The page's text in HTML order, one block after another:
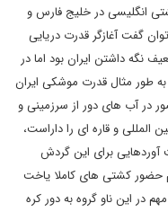
انگلیسی در خلیج فارس و
گفت آغازگر قدرت دریایی
نگه داشتن ایران بود اما در
طور مثال قدرت موشکی ایران
در آب های دور از سرزمینی و
و قاره ای را داراست،
برای این گردش
حضور کشتی های کاملا یاخت
در این ناو گروه به دور کره